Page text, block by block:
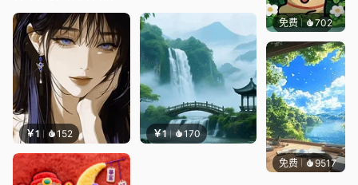
￥1 152 ￥1 170
免费 702渔小小
免费 9517叮叮